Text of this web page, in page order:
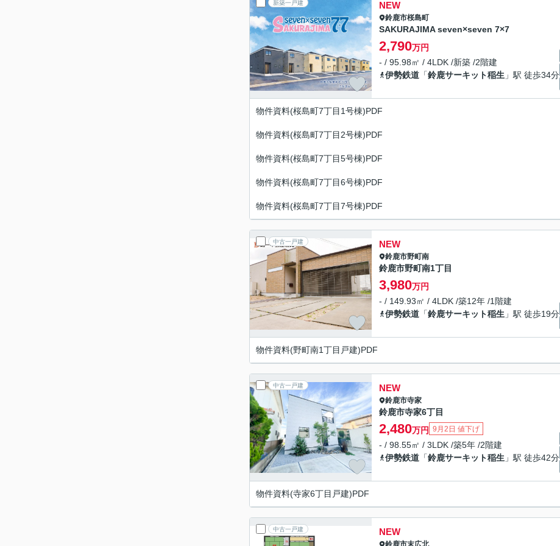
新築一戸建 NEW
鈴鹿市桜島町
SAKURAJIMA seven×seven 7×7
2,790万円
- / 95.98㎡ / 4LDK /新築 /2階建
伊勢鉄道 「鈴鹿サーキット稲生 」駅 徒歩34分
物件資料(桜島町7丁目1号棟)PDF
物件資料(桜島町7丁目2号棟)PDF
物件資料(桜島町7丁目5号棟)PDF
物件資料(桜島町7丁目6号棟)PDF
物件資料(桜島町7丁目7号棟)PDF
中古一戸建 NEW
鈴鹿市野町南
鈴鹿市野町南1丁目
3,980万円
- / 149.93㎡ / 4LDK /築12年 /1階建
伊勢鉄道 「鈴鹿サーキット稲生 」駅 徒歩19分
物件資料(野町南1丁目戸建)PDF
中古一戸建 NEW
鈴鹿市寺家
鈴鹿市寺家6丁目
2,480万円 9月2日 値下げ
- / 98.55㎡ / 3LDK /築5年 /2階建
伊勢鉄道 「鈴鹿サーキット稲生 」駅 徒歩42分
物件資料(寺家6丁目戸建)PDF
中古一戸建 NEW
鈴鹿市末広北